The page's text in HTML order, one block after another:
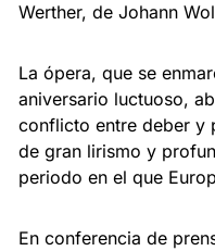
Werther, de Johann
La ópera, que se
aniversario luctuoso,
conflicto entre deber y
de gran lirismo y
periodo en el que
En conferencia de